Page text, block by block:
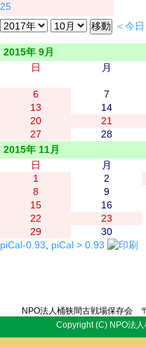
25
＜今
2015年 9月
日
月
6
7
13
14
20
21
27
28
2015年 11月
日
月
1
2
8
9
15
16
22
23
29
30
piCal-0.93, piCal > 0.93
NPO法人桶狭間古戦場保存
Copyright (C) NPO法